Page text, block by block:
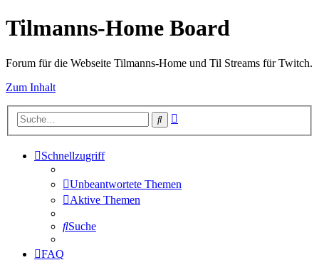
Tilmanns-Home Board
Forum für die Webseite Tilmanns-Home und Til Streams für Twitch.
Zum Inhalt
Suche
Schnellzugriff
Unbeantwortete Themen
Aktive Themen
Suche
FAQ